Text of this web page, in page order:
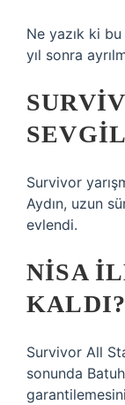
Ne yazık ki
yıl sonra
Survivor
Aydın, uzun
evlendi.
NISA
KALDI?
Survivor All
sonunda